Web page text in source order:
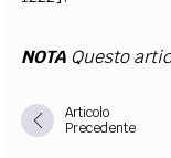
NOTA Questo
Articolo
Precedente